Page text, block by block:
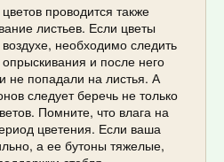
проводится также
листьев. Если цветы
необходимо следить
и после него
не попадали на листья. А
следует беречь не только
Помните, что влага на
цветения. Если ваша
а ее бутоны тяжелые,